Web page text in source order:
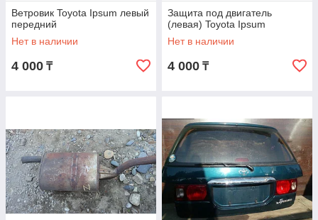
Ветровик Toyota Ipsum левый
передний
Нет в наличии
4 000 ₸
Защита под двигатель
(левая) Toyota Ipsum
Нет в наличии
4 000 ₸